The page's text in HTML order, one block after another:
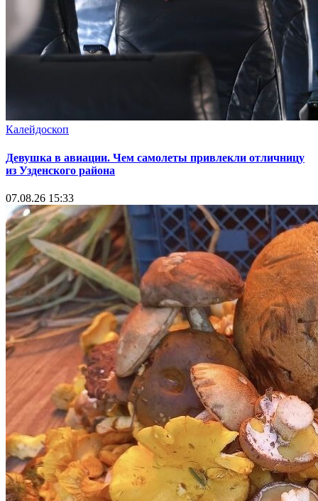
Калейдоскоп
Девушка в авиации. Чем самолеты привлекли отличницу
из Узденского района
07.08.26 15:33